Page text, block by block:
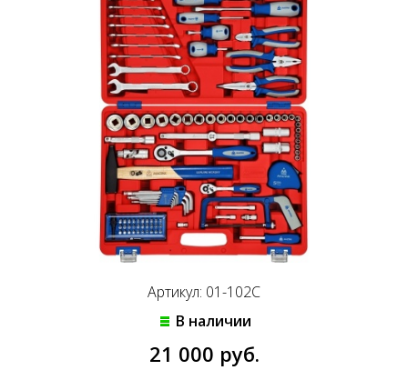
Артикул: 01-102C
В наличии
21 000 руб.